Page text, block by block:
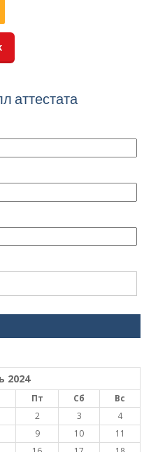
аттестата
2024
Пт Сб
Вс
2 3
4
9 10
11